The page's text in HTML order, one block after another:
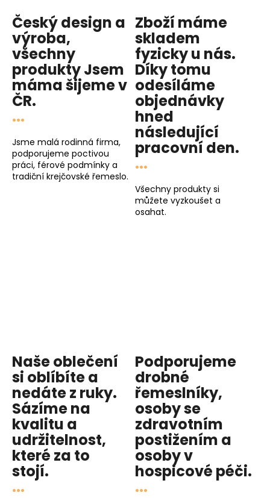
Český design a
výroba,
všechny
produktyJsem
mámašijeme v
ČR.
...
Jsme malá rodinná firma,
podporujeme poctivou
práci, férové podmínky a
tradiční krejčovské řemeslo.
Zboží máme
skladem
fyzicky u nás.
Díky tomu
odesíláme
objednávky
hned
následující
pracovní den.
...
Všechny produkty si
můžete vyzkoušet a
osahat.
Naše oblečení
si oblíbíte a
nedáte z ruky.
Sázíme na
kvalitu a
udržitelnost,
které za to
stojí.
...
Podporujeme
drobné
řemeslníky,
osoby se
zdravotním
postižením a
osoby v
hospicové péči.
...